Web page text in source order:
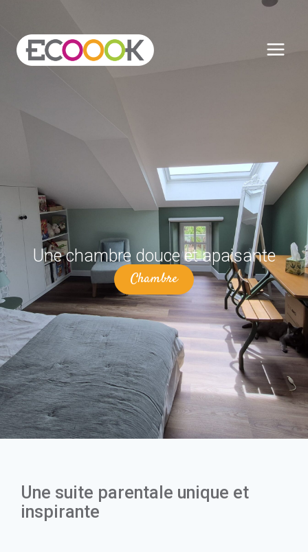
Une chambre douce et apaisante
Chambre
Une suite parentale unique et
inspirante